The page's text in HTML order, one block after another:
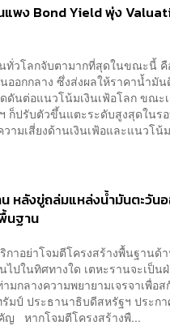
แพง Bond Yield พุ่ง
ทั่วโลกจับตามากที่สุดในขณะนี้
ออกกลาง ซึ่งส่งผลให้ราคาน้ำมั
ดดันต่อแนวโน้มเงินเฟ้อโลก ขณ
ก็ปรับตัวขึ้นแตะระดับสูงสุดในร
ามเสี่ยงด้านเงินเฟ้อและแนวโน้
หลังขู่ถล่มแหล่งน้ำมันตะวัน
นฐาน
กาอย่าโจมตีโครงสร้างพื้นฐานด้
ไปในทิศทางใด เตหะรานจะเป็น
มกลางความพยายามเจรจาเพื่อ
มป์ ประธานาธิบดีสหรัฐฯ ประก
หากโจมตีโครงสร้างพื...